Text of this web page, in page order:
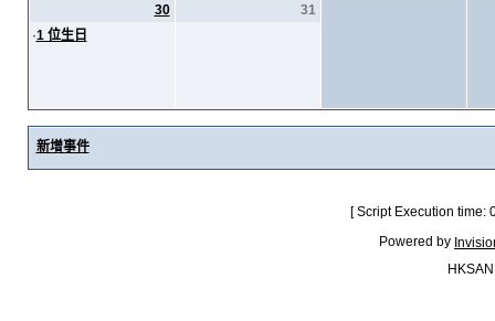
30
·1 位生日
31
新增事件
[ Script Execution
Powered by